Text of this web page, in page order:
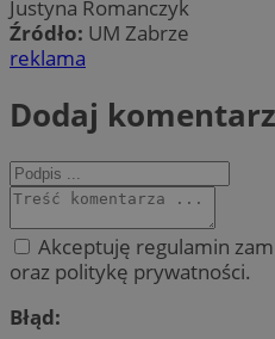
Justyna Romanczyk
Źródło: UM Zabrze
reklama
Dodaj komentarz
Akceptuję regulamin
oraz politykę prywatności.
Błąd: